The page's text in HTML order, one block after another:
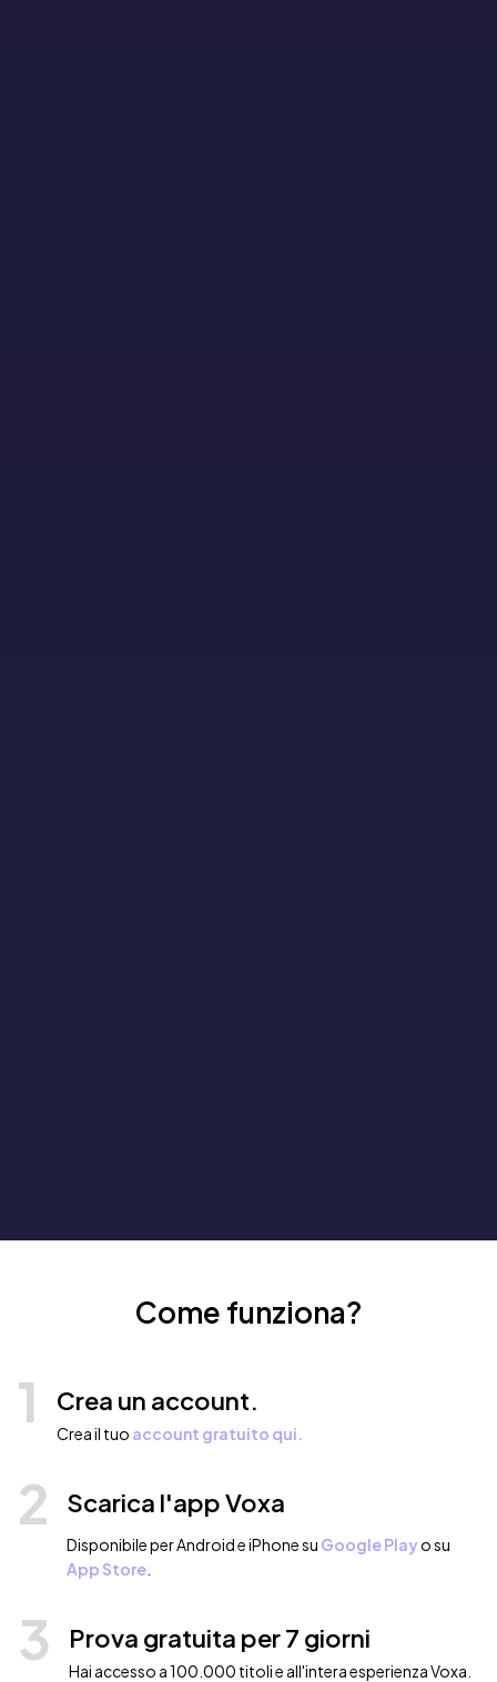
Come funziona?
1 Crea un account.
Crea il tuo account gratuito qui.
2 Scarica l'app Voxa
Disponibile per Android e iPhone su Google Playo su
App Store
3 Prova gratuita per 7 giorni
Hai accesso a 100.000 titoli e all'intera esperienza Voxa.